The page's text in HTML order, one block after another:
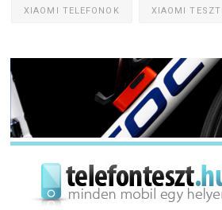
XIAOMI TELEFONOK XIAOMI